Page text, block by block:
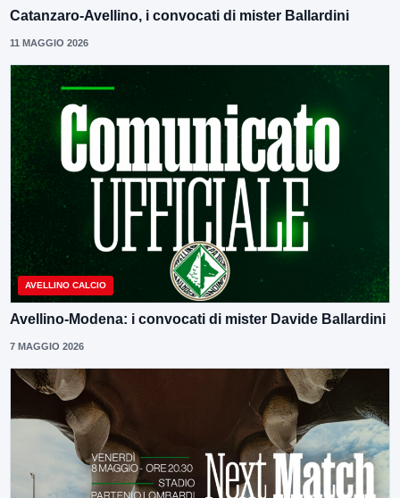
Catanzaro-Avellino, i convocati di mister Ballardini
11 MAGGIO 2026
AVELLINO CALCIO
Avellino-Modena: i convocati di mister Davide Ballardini
7 MAGGIO 2026